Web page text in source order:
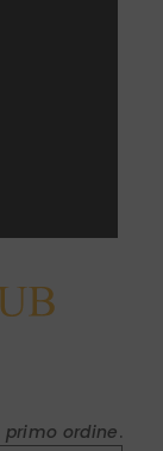
primo ordine.